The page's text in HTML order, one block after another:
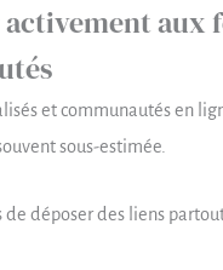
aux
et communautés en
sous-estimée.
de déposer des liens